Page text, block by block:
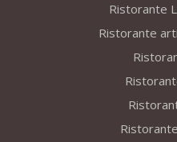
Ristorante
Ristorante